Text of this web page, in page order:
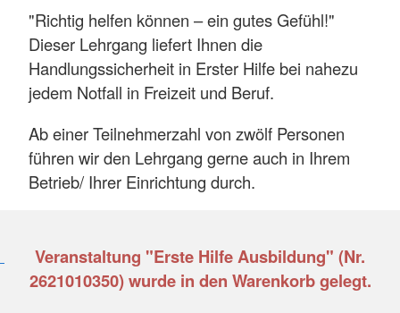
"Richtig helfen können – ein gutes Gefühl!"
Dieser Lehrgang liefert Ihnen die
Handlungssicherheit in Erster Hilfe bei nahezu
jedem Notfall in Freizeit und Beruf.
Ab einer Teilnehmerzahl von zwölf Personen
führen wir den Lehrgang gerne auch in Ihrem
Betrieb/ Ihrer Einrichtung durch.
Veranstaltung "Erste Hilfe Ausbildung" (Nr.
2621010350) wurde in den Warenkorb gelegt.